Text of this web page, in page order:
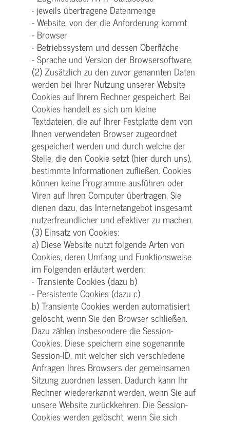
- jeweils übertragene Datenmenge
- Website, von der die Anforderung kommt
- Browser
- Betriebssystem und dessen Oberfläche
- Sprache und Version der Browsersoftware.
(2) Zusätzlich zu den zuvor genannten Daten
werden bei Ihrer Nutzung unserer Website
Cookies auf Ihrem Rechner gespeichert. Bei
Cookies handelt es sich um kleine
Textdateien, die auf Ihrer Festplatte dem von
Ihnen verwendeten Browser zugeordnet
gespeichert werden und durch welche der
Stelle, die den Cookie setzt (hier durch uns),
bestimmte Informationen zufließen. Cookies
können keine Programme ausführen oder
Viren auf Ihren Computer übertragen. Sie
dienen dazu, das Internetangebot insgesamt
nutzerfreundlicher und effektiver zu machen.
(3) Einsatz von Cookies:
a) Diese Website nutzt folgende Arten von
Cookies, deren Umfang und Funktionsweise
im Folgenden erläutert werden:
- Transiente Cookies (dazu b)
- Persistente Cookies (dazu c).
b) Transiente Cookies werden automatisiert
gelöscht, wenn Sie den Browser schließen.
Dazu zählen insbesondere die Session-
Cookies. Diese speichern eine sogenannte
Session-ID, mit welcher sich verschiedene
Anfragen Ihres Browsers der gemeinsamen
Sitzung zuordnen lassen. Dadurch kann Ihr
Rechner wiedererkannt werden, wenn Sie auf
unsere Website zurückkehren. Die Session-
Cookies werden gelöscht, wenn Sie sich